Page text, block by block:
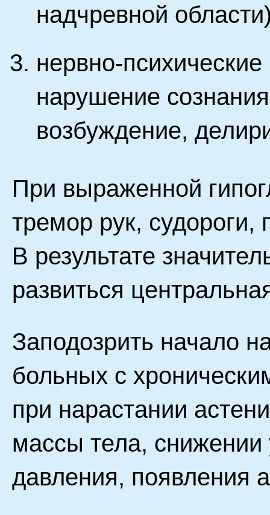
надчревной
нервно-
нарушение
возбуждение,
При выраженной
тремор рук, судороги,
В результате
развиться
Заподозрить начало
больных с
при нарастании
массы тела, снижении
давления, появления